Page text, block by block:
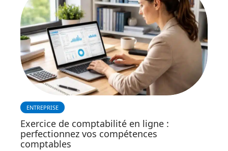
ENTREPRISE
Exercice de comptabilité en ligne :
perfectionnez vos compétences
comptables